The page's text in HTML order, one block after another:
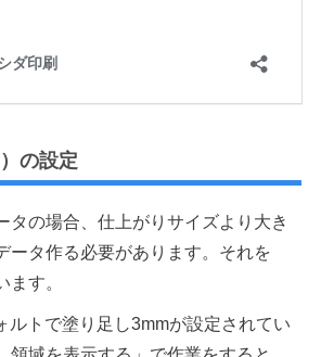
の設定
タの場合、仕上がりサイズより大き
ータ作る必要があります。それを
ます。
ルトで塗り足し3mmが設定されてい